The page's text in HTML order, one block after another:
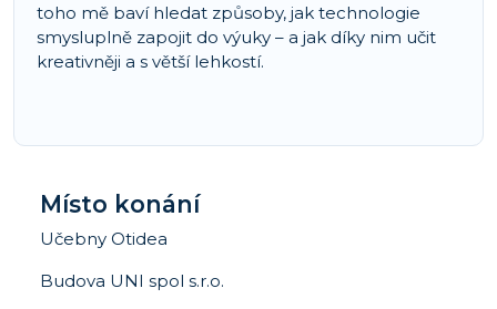
toho mě baví hledat způsoby, jak technologie
smysluplně zapojit do výuky – a jak díky nim učit
kreativněji a s větší lehkostí.
Místo konání
Učebny Otidea
Budova UNI spol s.r.o.